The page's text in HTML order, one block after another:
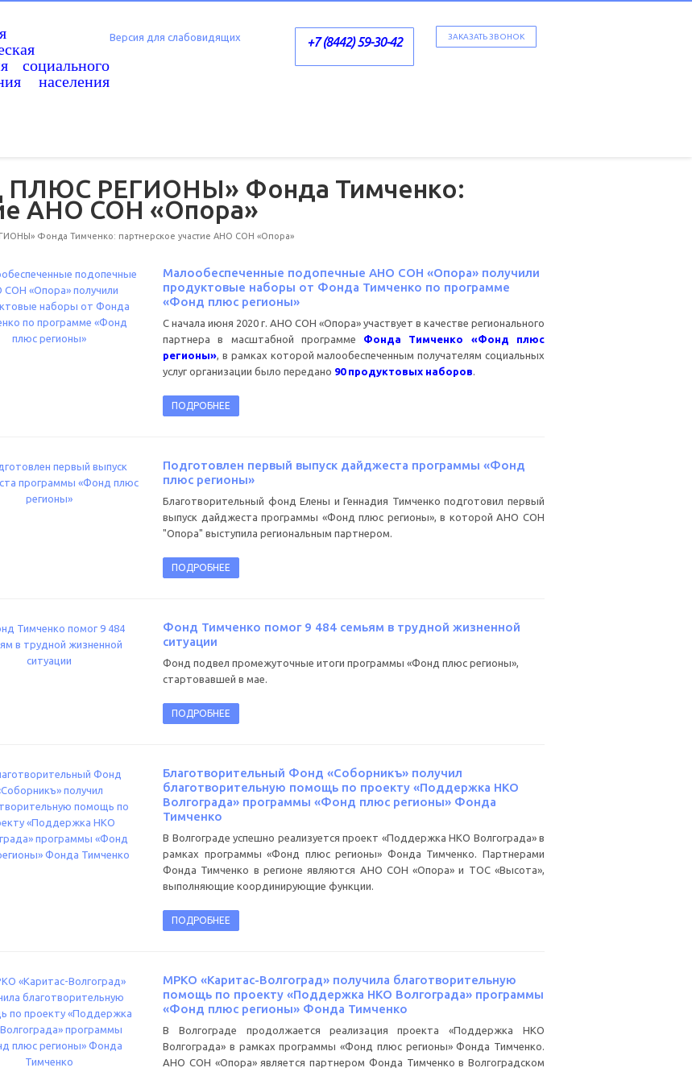
социального
населения
ЗАКАЗАТЬ ЗВОНОК
+7 (8442) 59-30-42
Версия для слабовидящих
РЕГИОНЫ» Фонда Тимченко:
АНО СОН «Опора»
Фонда Тимченко: партнерское участие АНО СОН «Опора»
Малообеспеченные подопечные АНО СОН «Опора» получили
продуктовые наборы от Фонда Тимченко по программе
«Фонд плюс регионы»
С начала июня 2020 г. АНО СОН «Опора» участвует в качестве регионального
партнера в масштабной программе Фонда Тимченко «Фонд плюс
регионы», в рамках которой малообеспеченным получателям социальных
услуг организации было передано 90 продуктовых наборов.
ПОДРОБНЕЕ
Подготовлен первый выпуск дайджеста программы «Фонд
плюс регионы»
Благотворительный фонд Елены и Геннадия Тимченко подготовил первый
выпуск дайджеста программы «Фонд плюс регионы», в которой АНО СОН
"Опора" выступила региональным партнером.
ПОДРОБНЕЕ
Фонд Тимченко помог 9 484 семьям в трудной жизненной
ситуации
Фонд подвел промежуточные итоги программы «Фонд плюс регионы»,
стартовавшей в мае.
ПОДРОБНЕЕ
Благотворительный Фонд «Соборникъ» получил
благотворительную помощь по проекту «Поддержка НКО
Волгограда» программы «Фонд плюс регионы» Фонда
Тимченко
В Волгограде успешно реализуется проект «Поддержка НКО Волгограда» в
рамках программы «Фонд плюс регионы» Фонда Тимченко. Партнерами
Фонда Тимченко в регионе являются АНО СОН «Опора» и ТОС «Высота»,
выполняющие координирующие функции.
ПОДРОБНЕЕ
МРКО «Каритас-Волгоград» получила благотворительную
помощь по проекту «Поддержка НКО Волгограда» программы
«Фонд плюс регионы» Фонда Тимченко
В Волгограде продолжается реализация проекта «Поддержка НКО
Волгограда» в рамках программы «Фонд плюс регионы» Фонда Тимченко.
АНО СОН «Опора» является партнером Фонда Тимченко в Волгоградском